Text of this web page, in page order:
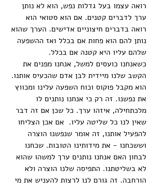
רואה עצמו בעל גדלות נפש, הוא לא נותן
ערך לדברים קטנים. אם הוא סטואי הוא
רואה בדברים חיצוניים אדישים. הערך שהוא
נותן להם הוא פחות אם בכלל ואז ההשפעה
שלהם עליו היא קטנה אם בכלל.
כשאנחנו כועסים למשל, אנחנו מפנים את
הקשב שלנו מיידית לבן אדם שהכעיס אותנו.
הוא מקבל פוקוס וכוח השפעה עלינו ומכווץ
את נפשנו. זה רק כי אנחנו נותנים לו
מלכתחילה, איזהו ערך. כל שכן אם זה דבר
שאין לנו כל שליטה עליו.  אם אכן הצליחו
להפעיל אותנו, זה אומר שנפשנו הוצרה
וששכחנו - את מידותינו הטובות. שכחנו
לבחון האם אנחנו נותנים ערך למשהו שהוא
לא בשליטתנו. התפיסה שלנו הוצרה ולא
הורחבה. זה גורם לנו לרצות להעניש את מי